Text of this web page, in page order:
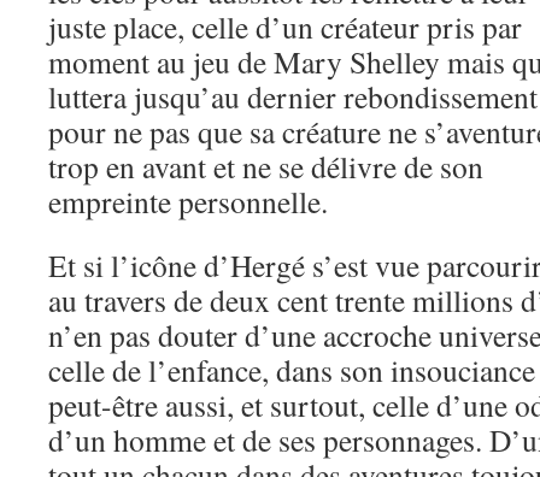
juste place, celle d’un créateur pris par
moment au jeu de Mary Shelley mais
luttera jusqu’au dernier rebondissement
pour ne pas que sa créature ne
trop en avant et ne se délivre de son
empreinte personnelle.
Et si l’icône d’Hergé s’est vue
au travers de deux cent trente millions
n’en pas douter d’une accroche
celle de l’enfance, dans son
peut-être aussi, et surtout, celle d’une
d’un homme et de ses personnages.